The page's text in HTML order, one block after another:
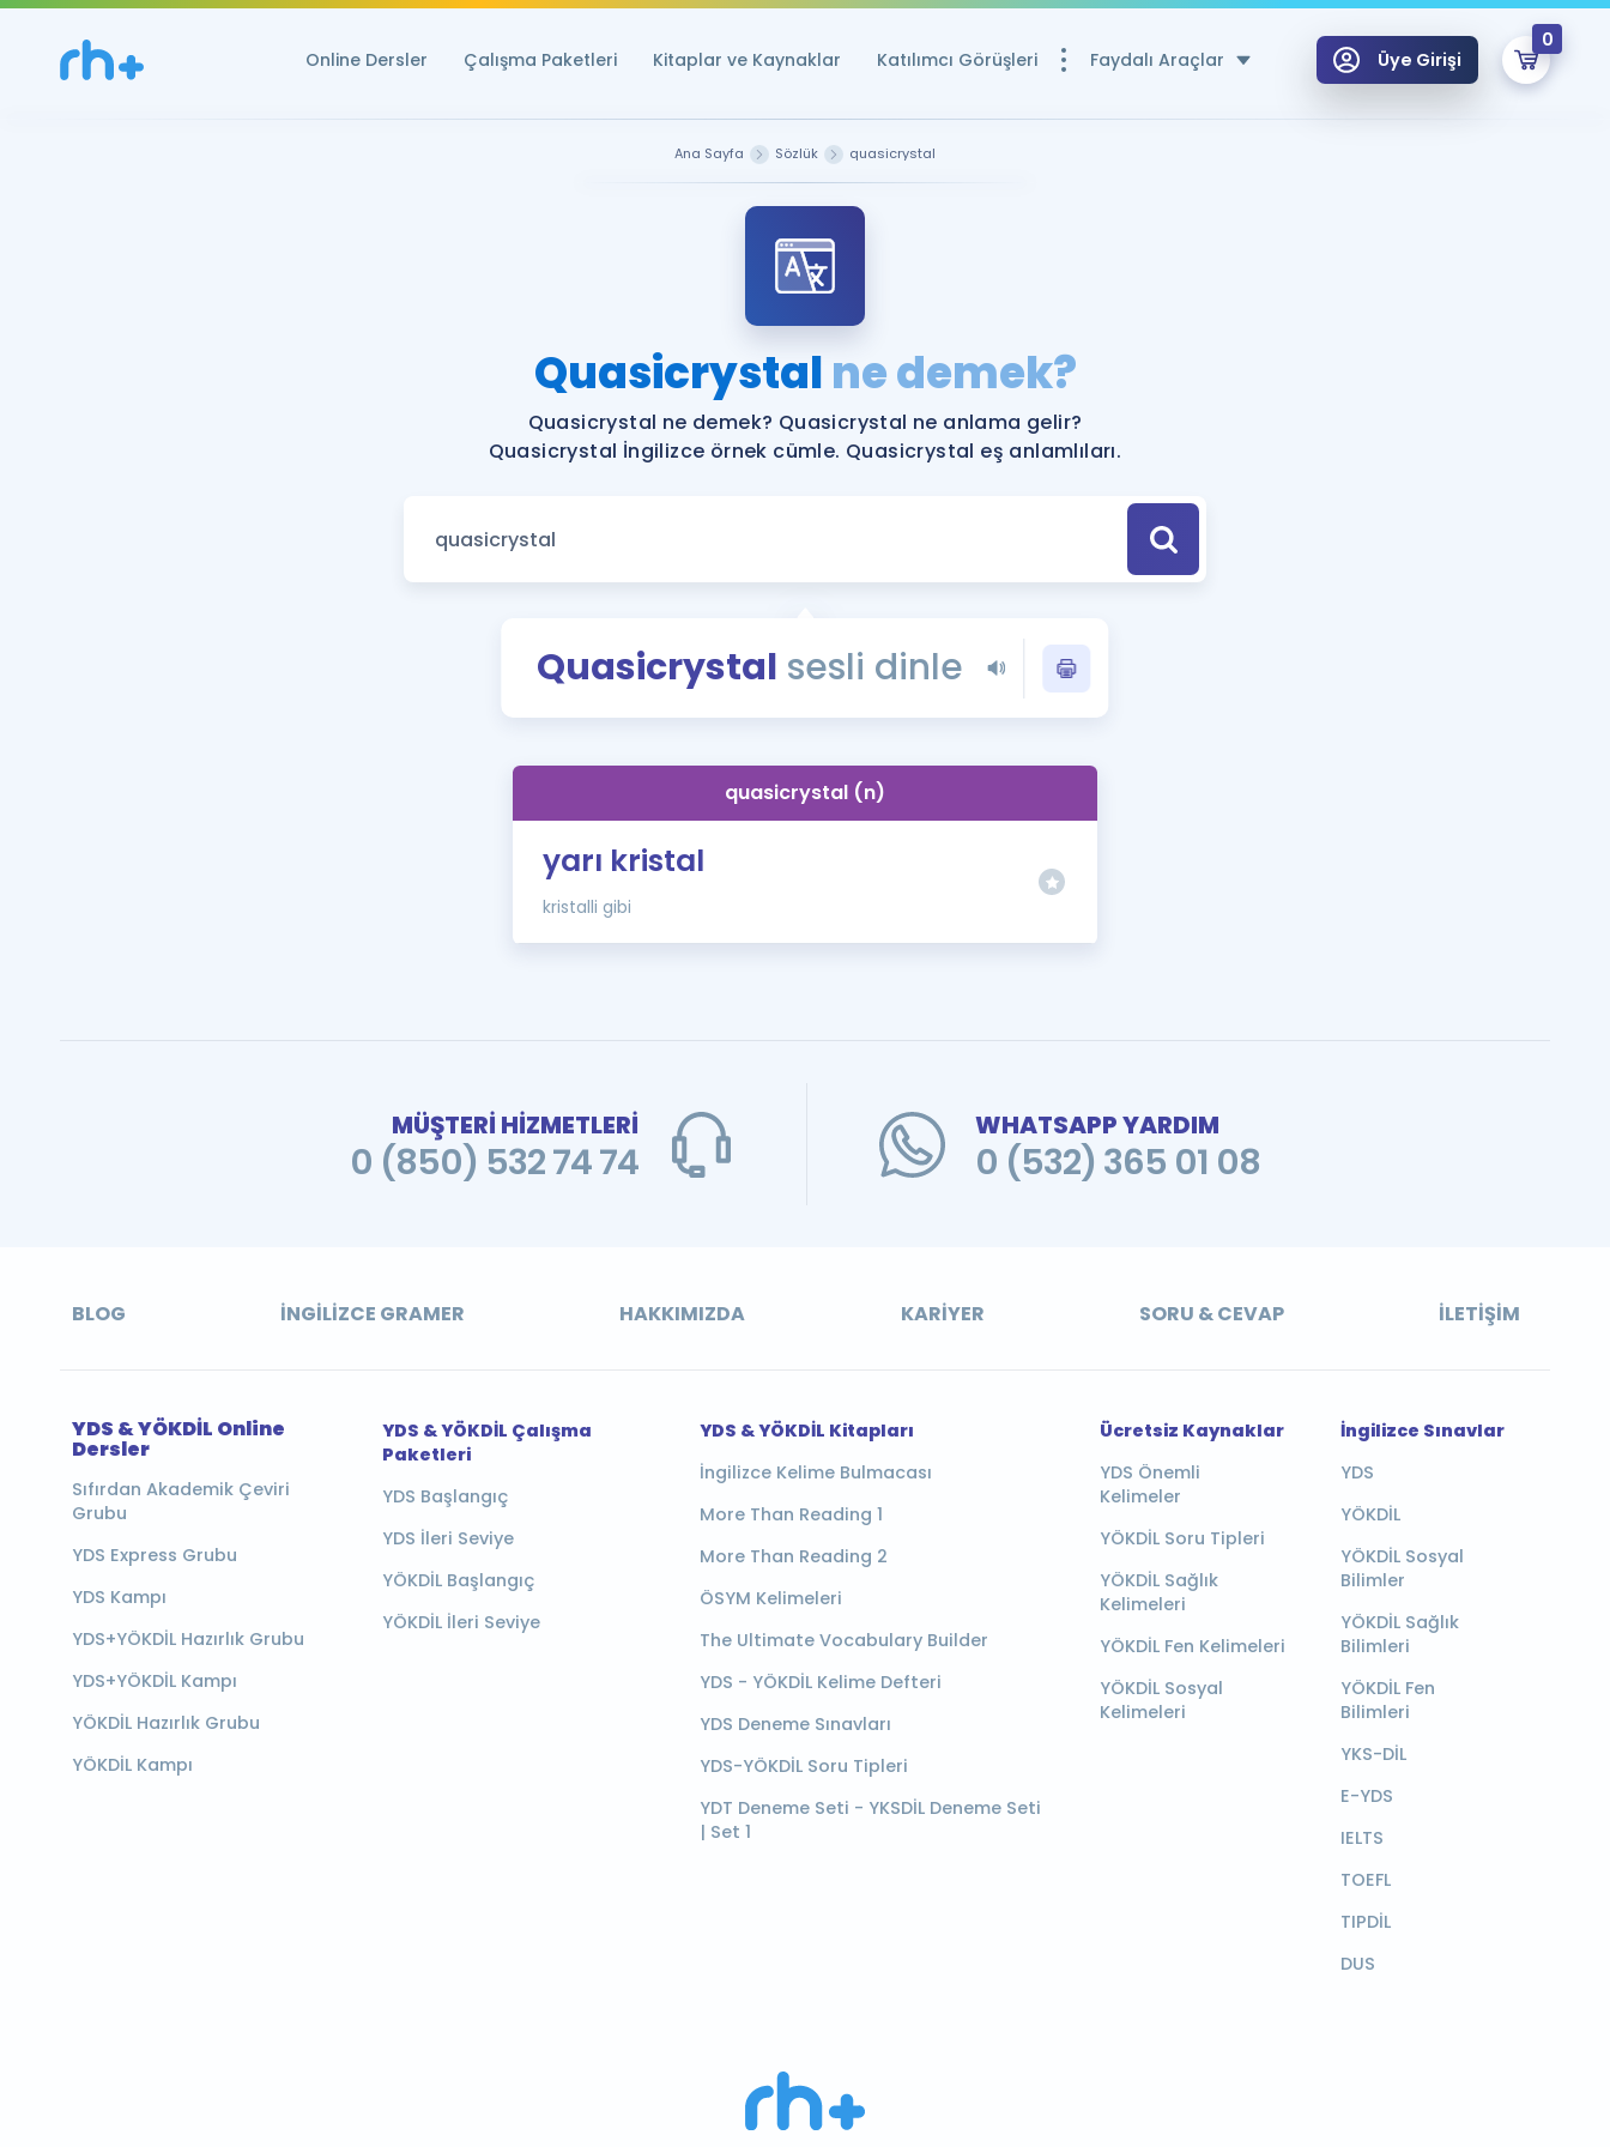
Online Dersler Çalışma Paketleri Kitaplar ve Kaynaklar Katılımcı Görüşleri Faydalı Araçlar
Ücretsiz Kaynaklar
YDS ve YÖKDİL Puan Hesaplama Aracı
YDS ve YÖKDİL'e Hazırlananlar için Öneriler
Tüm ÖSYM Sınavları Tek Takvimde
Blog
YDS - YÖKDİL Tüm Sınavlarla İlgili Haberler
İngilizce Gramer
Üye Girişi
0
Remzi Hoca ile seni sınava hazırlayacak onlarca eğitim seni bekliyor!
Ana Sayfa Sözlük quasicrystal
Quasicrystalne demek?
Quasicrystal ne demek? Quasicrystal ne anlama gelir?
Quasicrystal İngilizce örnek cümle. Quasicrystal eş anlamlıları.
Quasicrystal sesli dinle
quasicrystal (n)
yarı kristal
kristalli gibi
MÜŞTERİ HİZMETLERİ
0 (850) 532 74 74
WHATSAPP YARDIM
0 (532) 365 01 08
BLOG İNGILIZCE GRAMER HAKKIMIZDA KARIYER SORU & CEVAP İLETIŞIM
YDS & YÖKDİL Online
Dersler
Sıfırdan Akademik Çeviri
Grubu
YDS Express Grubu
YDS Kampı
YDS+YÖKDİL Hazırlık Grubu
YDS+YÖKDİL Kampı
YÖKDİL Hazırlık Grubu
YÖKDİL Kampı
YDS & YÖKDİL Çalışma
Paketleri
YDS Başlangıç
YDS İleri Seviye
YÖKDİL Başlangıç
YÖKDİL İleri Seviye
YDS & YÖKDİL Kitapları
İngilizce Kelime Bulmacası
More Than Reading 1
More Than Reading 2
ÖSYM Kelimeleri
The Ultimate Vocabulary Builder
YDS - YÖKDİL Kelime Defteri
YDS Deneme Sınavları
YDS-YÖKDİL Soru Tipleri
YDT Deneme Seti - YKSDİL Deneme Seti
| Set 1
Ücretsiz Kaynaklar
YDS Önemli
Kelimeler
YÖKDİL Soru Tipleri
YÖKDİL Sağlık
Kelimeleri
YÖKDİL Fen Kelimeleri
YÖKDİL Sosyal
Kelimeleri
İngilizce Sınavlar
YDS
YÖKDİL
YÖKDİL Sosyal
Bilimler
YÖKDİL Sağlık
Bilimleri
YÖKDİL Fen
Bilimleri
YKS-DİL
E-YDS
IELTS
TOEFL
TIPDİL
DUS